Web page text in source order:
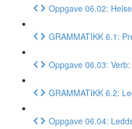
Oppgave 06.02: Helse
GRAMMATIKK 6.1:
Oppgave 06.03:
GRAMMATIKK 6.2:
Oppgave 06.04: